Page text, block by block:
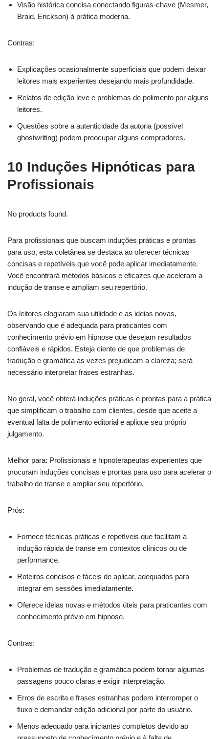
Visão histórica concisa conectando figuras-chave (Mesmer,
Braid, Erickson) à prática moderna.
Contras:
Explicações ocasionalmente superficiais que podem deixar
leitores mais experientes desejando mais profundidade.
Relatos de edição leve e problemas de polimento por alguns
leitores.
Questões sobre a autenticidade da autoria (possível
ghostwriting) podem preocupar alguns compradores.
10 Induções Hipnóticas para
Profissionais
No products found.
Para profissionais que buscam induções práticas e prontas
para uso, esta coletânea se destaca ao oferecer técnicas
concisas e repetíveis que você pode aplicar imediatamente.
Você encontrará métodos básicos e eficazes que aceleram a
indução de transe e ampliam seu repertório.
Os leitores elogiaram sua utilidade e as ideias novas,
observando que é adequada para praticantes com
conhecimento prévio em hipnose que desejam resultados
confiáveis e rápidos. Esteja ciente de que problemas de
tradução e gramática às vezes prejudicam a clareza; será
necessário interpretar frases estranhas.
No geral, você obterá induções práticas e prontas para a prática
que simplificam o trabalho com clientes, desde que aceite a
eventual falta de polimento editorial e aplique seu próprio
julgamento.
Melhor para: Profissionais e hipnoterapeutas experientes que
procuram induções concisas e prontas para uso para acelerar o
trabalho de transe e ampliar seu repertório.
Prós:
Fornece técnicas práticas e repetíveis que facilitam a
indução rápida de transe em contextos clínicos ou de
performance.
Roteiros concisos e fáceis de aplicar, adequados para
integrar em sessões imediatamente.
Oferece ideias novas e métodos úteis para praticantes com
conhecimento prévio em hipnose.
Contras:
Problemas de tradução e gramática podem tornar algumas
passagens pouco claras e exigir interpretação.
Erros de escrita e frases estranhas podem interromper o
fluxo e demandar edição adicional por parte do usuário.
Menos adequado para iniciantes completos devido ao